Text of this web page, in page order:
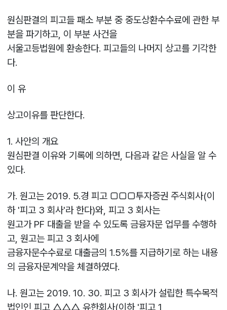
원심판결의 피고들 패소 부분 중 중도상환수수료에 관한 부
분을 파기하고, 이 부분 사건을
서울고등법원에 환송한다. 피고들의 나머지 상고를 기각한
다.
이 유
상고이유를 판단한다.
1. 사안의 개요
원심판결 이유와 기록에 의하면, 다음과 같은 사실을 알 수
있다.
가. 원고는 2019. 5.경 피고 □□□투자증권 주식회사(이
하 '피고 3 회사'라 한다)와, 피고 3 회사는
원고가 PF 대출을 받을 수 있도록 금융자문 업무를 수행하
고, 원고는 피고 3 회사에
금융자문수수료로 대출금의 1.5%를 지급하기로 하는 내용
의 금융자문계약을 체결하였다.
나. 원고는 2019. 10. 30. 피고 3 회사가 설립한 특수목적
법인인 피고 △△△ 유한회사(이하 '피고 1